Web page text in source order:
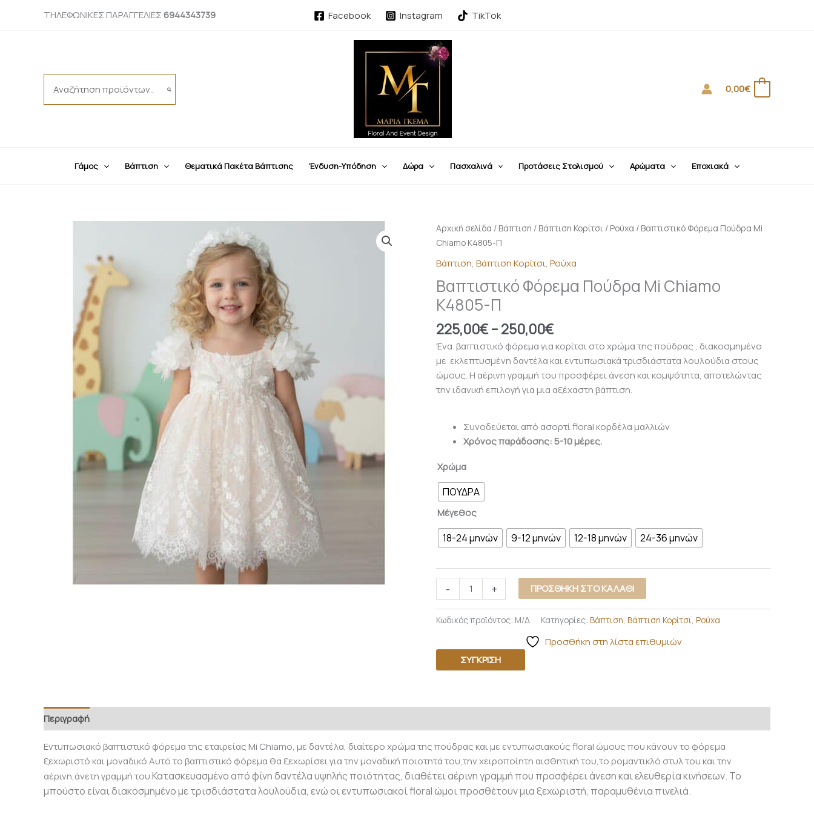
ΤΗΛΕΦΩΝΙΚΕΣ ΠΑΡΑΓΓΕΛΙΕΣ 6944343739 Facebook Instagram TikTok
for:
0,00€
Γάμος Βάπτιση Θεματικά Πακέτα Βάπτισης Ένδυση-Υπόδηση Δώρα Πασχαλινά Προτάσεις Στολισμού Αρώματα Εποχιακά
Αρχική σελίδα / Βάπτιση / Βάπτιση Κορίτσι / Ρούχα / Βαπτιστικό Φόρεμα Πούδρα Mi
Chiamo Κ4805-Π
Βάπτιση, Βάπτιση Κορίτσι, Ρούχα
Βαπτιστικό Φόρεμα Πούδρα Mi Chiamo
Κ4805-Π
225,00€–250,00€
Price
225,00€
through
250,00€
Ένα βαπτιστικό φόρεμα για κορίτσι στο χρώμα της πούδρας , διακοσμημένο
με εκλεπτυσμένη δαντέλα και εντυπωσιακά τρισδιάστατα λουλούδια στους
ώμους. Η αέρινη γραμμή του προσφέρει άνεση και κομψότητα, αποτελώντας
την ιδανική επιλογή για μια αξέχαστη βάπτιση.
Συνοδεύεται από ασορτί floral κορδέλα μαλλιών
Χρόνος παράδοσης: 5-10 μέρες.
Χρώμα
ΠΟΥΔΡΑ
Μέγεθος
18-24 μηνών 9-12 μηνών 12-18 μηνών 24-36 μηνών
-
Βαπτιστικό
Φόρεμα
Chiamo
Κ4805-
Π
ποσότητα
+ ΠΡΟΣΘΉΚΗ ΣΤΟ ΚΑΛΆΘΙ
Κωδικός προϊόντος: Μ/Δ Κατηγορίες: Βάπτιση, Βάπτιση Κορίτσι, Ρούχα
Προσθήκη στη λίστα επιθυμιών
ΣΎΓΚΡΙΣΗ
Περιγραφή
Εντυπωσιακό βαπτιστικό φόρεμα της εταιρείας Mi Chiamo, με δαντέλα, διαίτερο χρώμα της πούδρας και με εντυπωσιακούς floral ώμους που κάνουν το φόρεμα
ξεχωριστό και μοναδικό.Αυτό το βαπτιστικό φόρεμα θα ξεχωρίσει για την μοναδική ποιοτητά του,την χειροποίητη αισθητική του,το ρομαντικλό στυλ του και την
αέρινη,άνετη γραμμή του.Κατασκευασμένο από φίνη δαντέλα υψηλής ποιότητας, διαθέτει αέρινη γραμμή που προσφέρει άνεση και ελευθερία κινήσεων. Το
μπούστο είναι διακοσμημένο με τρισδιάστατα λουλούδια, ενώ οι εντυπωσιακοί floral ώμοι προσθέτουν μια ξεχωριστή, παραμυθένια πινελιά.